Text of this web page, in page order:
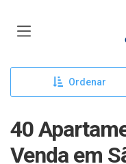
Ordenar
40
Venda em